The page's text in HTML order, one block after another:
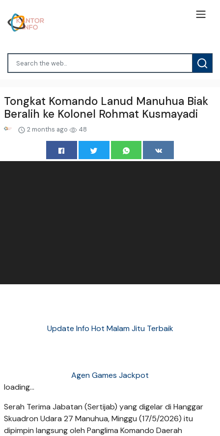
Tongkat Komando Lanud Manuhua Biak
Beralih ke Kolonel Rohmat Kusmayadi
2 months ago 48
Update Info Hot Malam Jitu Terbaik
Agen Games Jackpot
loading...
Serah Terima Jabatan (Sertijab) yang digelar di Hanggar
Skuadron Udara 27 Manuhua, Minggu (17/5/2026) itu
dipimpin langsung oleh Panglima Komando Daerah